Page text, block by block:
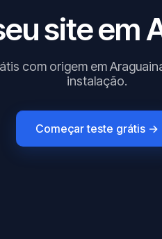
site em
com origem em
instalação.
Começar teste grátis →